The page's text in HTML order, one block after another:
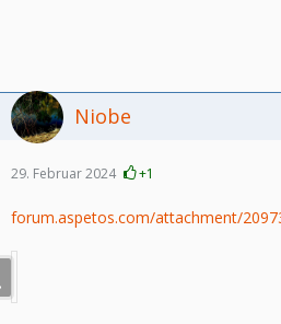
Niobe
29. Februar 2024 +1
forum.aspetos.com/attachment/